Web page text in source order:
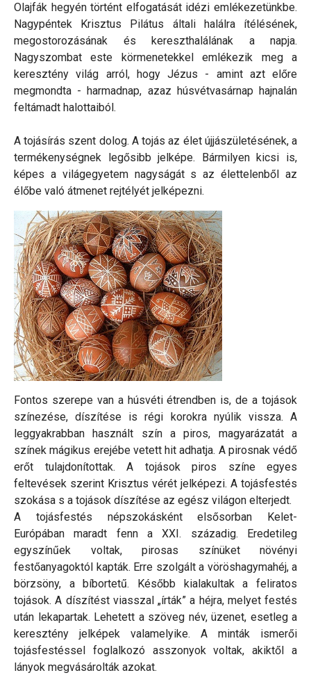
Olajfák hegyén történt elfogatását idézi emlékezetünkbe.
Nagypéntek Krisztus Pilátus általi halálra ítélésének,
megostorozásának és kereszthalálának a napja.
Nagyszombat este körmenetekkel emlékezik meg a
keresztény világ arról, hogy Jézus - amint azt előre
megmondta - harmadnap, azaz húsvétvasárnap hajnalán
feltámadt halottaiból.
A tojásírás szent dolog. A tojás az élet újjászületésének, a
termékenységnek legősibb jelképe. Bármilyen kicsi is,
képes a világegyetem nagyságát s az élettelenből az
élőbe való átmenet rejtélyét jelképezni.
Fontos szerepe van a húsvéti étrendben is, de a tojások
színezése, díszítése is régi korokra nyúlik vissza. A
leggyakrabban használt szín a piros, magyarázatát a
színek mágikus erejébe vetett hit adhatja. A pirosnak védő
erőt tulajdonítottak. A tojások piros színe egyes
feltevések szerint Krisztus vérét jelképezi. A tojásfestés
szokása s a tojások díszítése az egész világon elterjedt.
A tojásfestés népszokásként elsősorban Kelet-
Európában maradt fenn a XXI. századig. Eredetileg
egyszínűek voltak, pirosas színüket növényi
festőanyagoktól kapták. Erre szolgált a vöröshagymahéj, a
börzsöny, a bíbortetű. Később kialakultak a feliratos
tojások. A díszítést viasszal „írták” a héjra, melyet festés
után lekapartak. Lehetett a szöveg név, üzenet, esetleg a
keresztény jelképek valamelyike. A minták ismerői
tojásfestéssel foglalkozó asszonyok voltak, akiktől a
lányok megvásárolták azokat.